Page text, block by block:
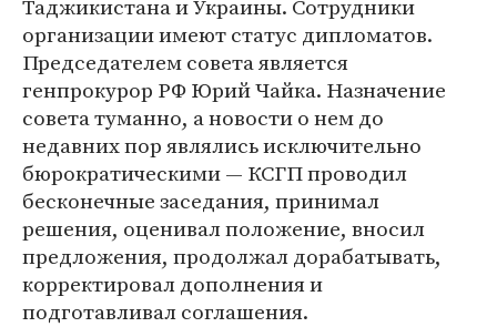
Таджикистана и Украины. Сотрудники
организации имеют статус дипломатов.
Председателем совета является
генпрокурор РФ Юрий Чайка. Назначение
совета туманно, а новости о нем до
недавних пор являлись исключительно
бюрократическими — КСГП проводил
бесконечные заседания, принимал
решения, оценивал положение, вносил
предложения, продолжал дорабатывать,
корректировал дополнения и
подготавливал соглашения.